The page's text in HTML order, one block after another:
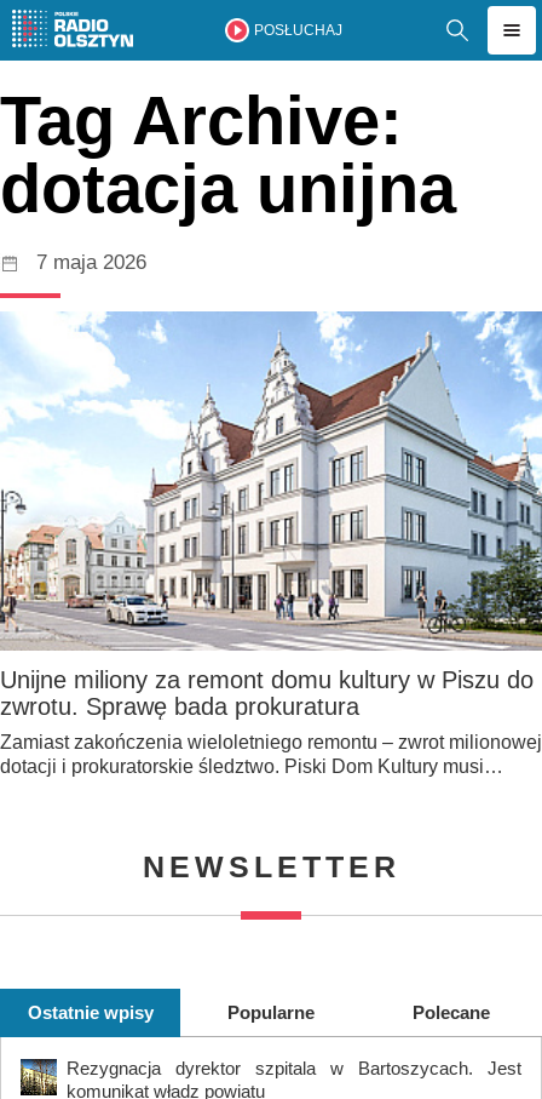
POSŁUCHAJ
Tag Archive:
dotacja unijna
7 maja 2026
Unijne miliony za remont domu kultury w Piszu do
zwrotu. Sprawę bada prokuratura
Zamiast zakończenia wieloletniego remontu – zwrot milionowej
dotacji i prokuratorskie śledztwo. Piski Dom Kultury musi…
NEWSLETTER
Ostatnie wpisy Popularne Polecane
Rezygnacja dyrektor szpitala w Bartoszycach. Jest
komunikat władz powiatu